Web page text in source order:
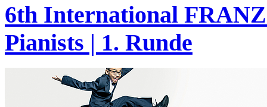
6th International
Pianists | 1. Runde